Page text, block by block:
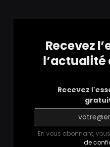
Recevez
Recevez
En vous abonnant,
de